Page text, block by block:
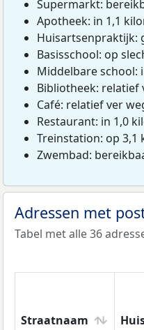
Supermarkt:
Apotheek: in 1,1
Huisartsenpraktijk:
Basisschool: op
Middelbare school:
Bibliotheek: relatief
Café: relatief ver
Restaurant: in 1,0
Treinstation: op 3,1
Zwembad:
Adressen met
Tabel met alle 36
Straatnaam